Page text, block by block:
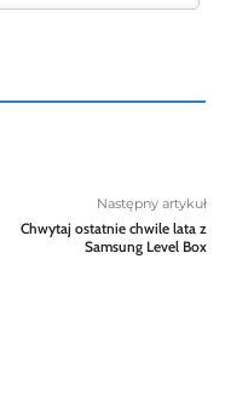
Następny artykuł
Chwytaj ostatnie chwile lata z
Samsung Level Box